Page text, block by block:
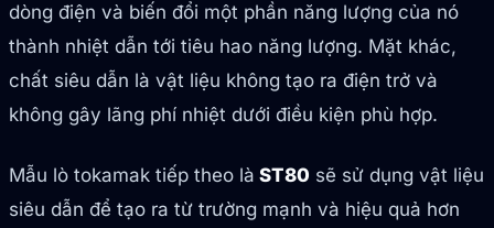
dòng điện và biến đổi một phần năng lượng của nó
thành nhiệt dẫn tới tiêu hao năng lượng. Mặt khác,
chất siêu dẫn là vật liệu không tạo ra điện trở và
không gây lãng phí nhiệt dưới điều kiện phù hợp.
Mẫu lò tokamak tiếp theo là ST80 sẽ sử dụng vật liệu
siêu dẫn để tạo ra từ trường mạnh và hiệu quả hơn